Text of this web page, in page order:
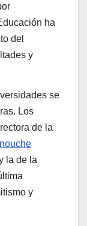
ha
del
y
se
Los
de la
la de la
y